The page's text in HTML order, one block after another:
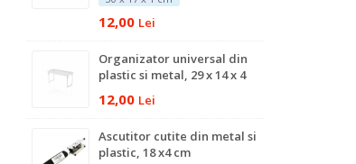
12,00 Lei
Organizator universal din
plastic si metal, 29 x 14 x 4
12,00 Lei
Ascutitor cutite din metal si
plastic, 18 x4 cm